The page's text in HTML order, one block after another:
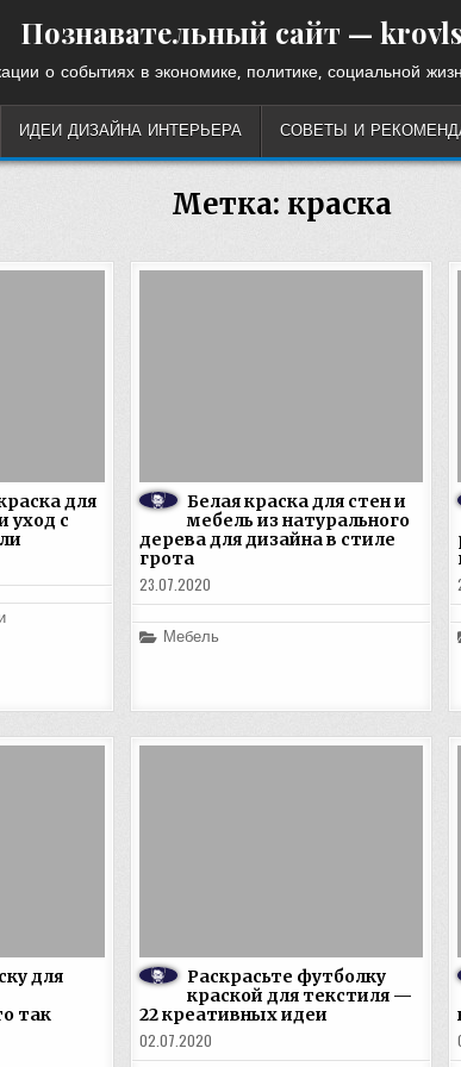
Познавательный сайт —
о событиях в экономике, политике, социальной
ИДЕИ ДИЗАЙНА ИНТЕРЬЕРА СОВЕТЫ И
Метка: краска
для
уход с
Белая краска для стен и
мебель из натурального
дерева для дизайна в стиле
грота
23.07.2020
Posted
Мебель
для
так
Раскрасьте футболку
краской для текстиля —
22 креативных идеи
02.07.2020